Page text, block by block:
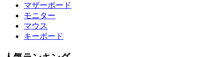
マザーボード
モニター
マウス
キーボード